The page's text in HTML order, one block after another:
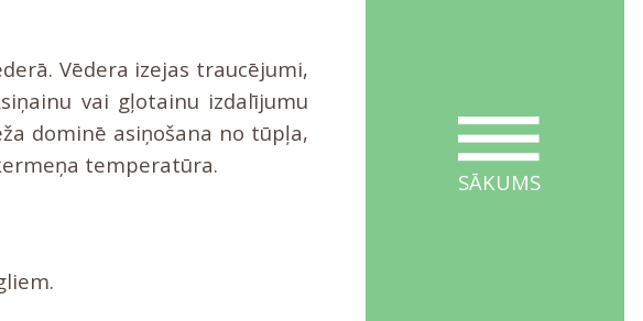
SĀKUMS
Vēdera izejas traucējumi,
vai gļotainu izdalījumu
dominē asiņošana no tūpļa,
temperatūra.